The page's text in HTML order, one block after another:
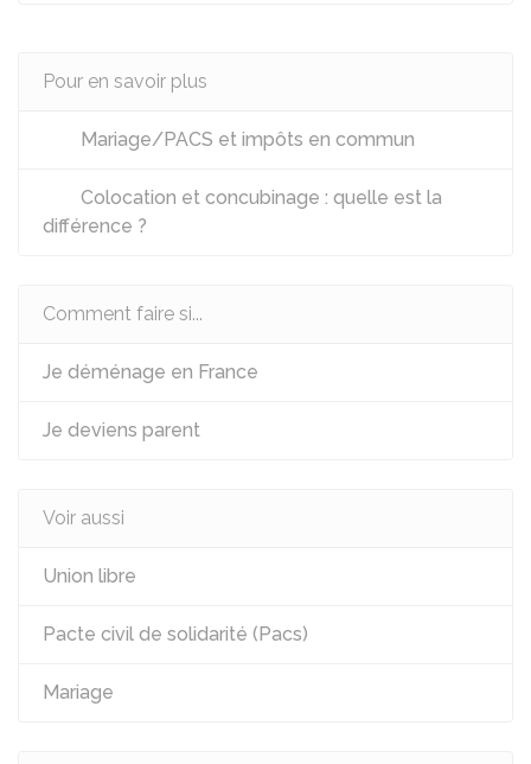
Pour en savoir plus
Mariage/PACS et impôts en commun
Colocation et concubinage : quelle est la
différence ?
Comment faire si...
Je déménage en France
Je deviens parent
Voir aussi
Union libre
Pacte civil de solidarité (Pacs)
Mariage